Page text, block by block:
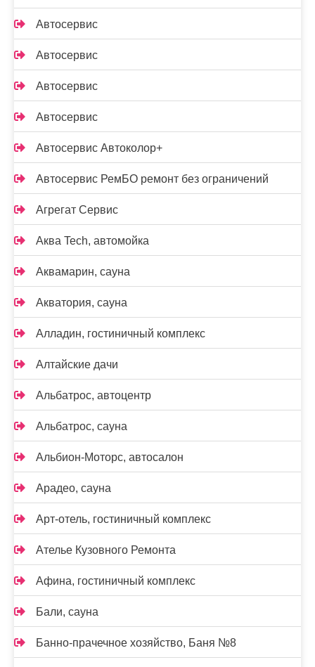
Автосервис
Автосервис
Автосервис
Автосервис
Автосервис Автоколор+
Автосервис РемБО ремонт без ограничений
Агрегат Сервис
Аква Tech, автомойка
Аквамарин, сауна
Акватория, сауна
Алладин, гостиничный комплекс
Алтайские дачи
Альбатрос, автоцентр
Альбатрос, сауна
Альбион-Моторс, автосалон
Арадео, сауна
Арт-отель, гостиничный комплекс
Ателье Кузовного Ремонта
Афина, гостиничный комплекс
Бали, сауна
Банно-прачечное хозяйство, Баня №8